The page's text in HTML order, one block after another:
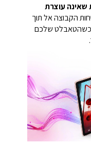
עוצרת
הקבוצה אל תוך
כשהטאבלט שלכם